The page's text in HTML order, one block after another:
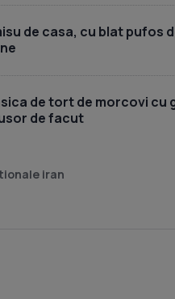
de casa, cu blat pufos
de tort de morcovi cu
de facut
iran